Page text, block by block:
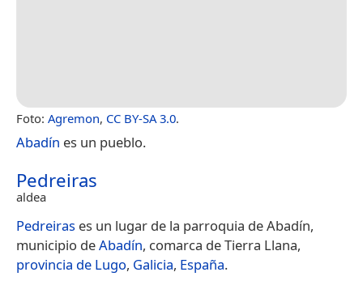
Foto: Agremon, CC BY-SA 3.0.
Abadín es un pueblo.
Pedreiras
aldea
Pedreiras es un lugar de la parroquia de Abadín,
municipio deAbadín, comarca de Tierra Llana,
provincia de Lugo, Galicia, España.